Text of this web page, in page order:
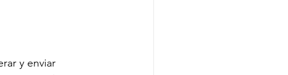
y enviar